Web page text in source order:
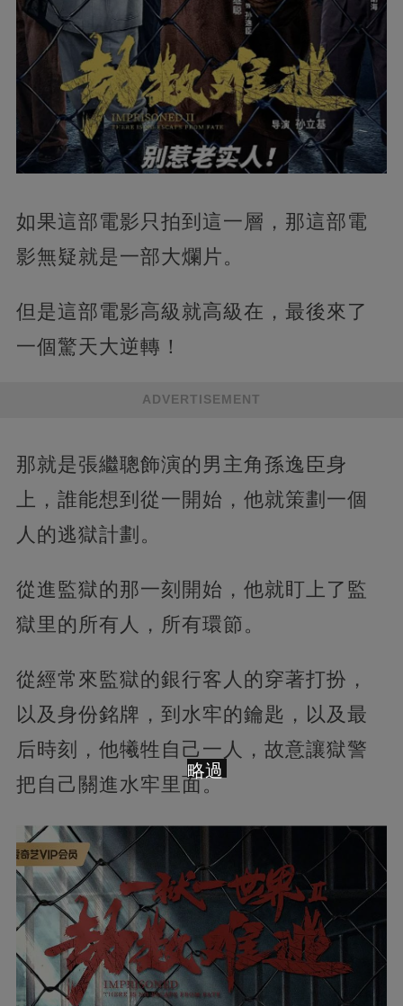
如果這部電影只拍到這一層，那這部電
影無疑就是一部大爛片。
但是這部電影高級就高級在，最後來了
一個驚天大逆轉！
ADVERTISEMENT
那就是張繼聰飾演的男主角孫逸臣身
上，誰能想到從一開始，他就策劃一個
人的逃獄計劃。
從進監獄的那一刻開始，他就盯上了監
獄里的所有人，所有環節。
從經常來監獄的銀行客人的穿著打扮，
以及身份銘牌，到水牢的鑰匙，以及最
后時刻，他犧牲自己一人，故意讓獄警
把自己關進水牢里面。
略過